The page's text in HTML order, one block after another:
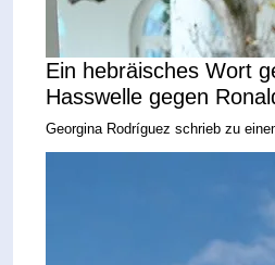
Ein hebräisches Wort
Hasswelle gegen
Georgina Rodríguez schrieb zu